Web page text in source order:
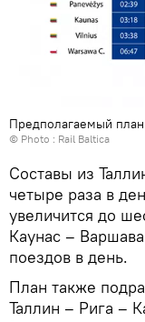
Предполагаемый
© Photo : Rail Baltica
Составы из
четыре раза в
увеличится до
Каунас –
поездов в день.
План также
Таллин – Рига –